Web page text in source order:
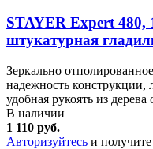
STAYER Expert 480,
штукатурная
Зеркально
надежность конструкции,
удобная рукоять из дерева
В наличии
1 110 руб.
Авторизуйтесь и